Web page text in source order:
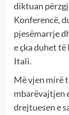
diktuan
Konferencë,
pjesëmarrje
e çka duhet të
Itali.
Më vjen mirë
mbarëvajtjen
drejtuesen e